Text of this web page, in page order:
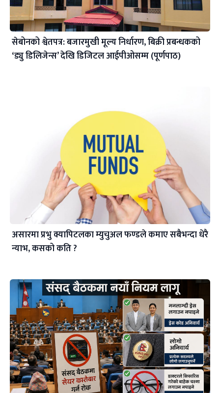
सेबोनको श्वेतपत्र: बजारमुखी मूल्य निर्धारण, बिक्री प्रबन्धकको
‘ड्यु डिलिजेन्स’ देखि डिजिटल आईपीओसम्म (पूर्णपाठ)
असारमा प्रभु क्यापिटलका म्युचुअल फण्डले कमाए सबैभन्दा धेरै
न्याभ, कसको कति ?